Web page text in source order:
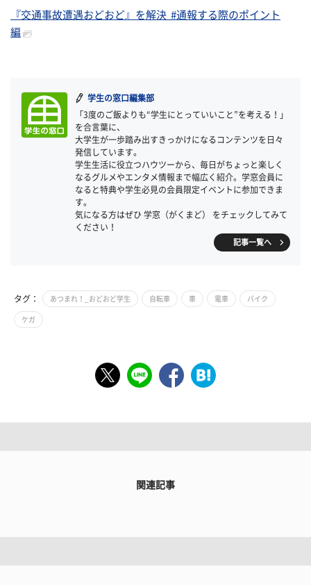
『交通事故遭遇おどおど』を解決 #通報する際のポイント
編
学生の窓口編集部
「3度のご飯よりも“学生にとっていいこと”を考える！」
を合言葉に、
大学生が一歩踏み出すきっかけになるコンテンツを日々
発信しています。
学生生活に役立つハウツーから、毎日がちょっと楽しく
なるグルメやエンタメ情報まで幅広く紹介。学窓会員に
なると特典や学生必見の会員限定イベントに参加できま
す。
気になる方はぜひ 学窓（がくまど） をチェックしてみて
ください！
記事一覧へ
タグ： あつまれ！_おどおど学生 自転車 車 電車 バイク
ケガ
関連記事